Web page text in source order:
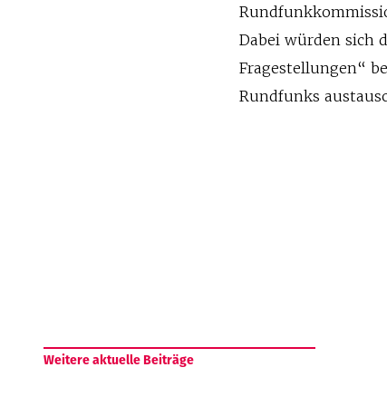
Dabei würden sich
Fragestellungen“
Rundfunks
Weitere aktuelle Beiträge